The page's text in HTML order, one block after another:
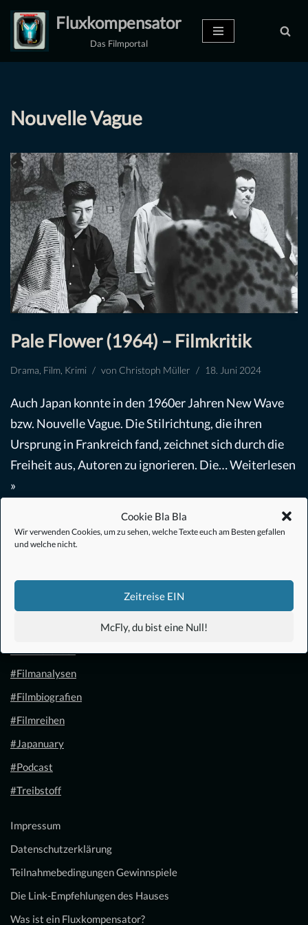
Cookie Bla Bla
Wir verwenden Cookies, um zu sehen, welche Texte euch am Besten gefallen
und welche nicht.
Zeitreise EIN
McFly, du bist eine Null!
Zum
Inhalt
Fluxkompensator
Das Filmportal
Nouvelle Vague
Pale Flower (1964) – Filmkritik
Drama Film Krimi von Christoph Müller 18. Juni 2024
Auch Japan konnte in den 1960er Jahren New Wave
bzw. Nouvelle Vague. Die Stilrichtung, die ihren
Ursprung in Frankreich fand, zeichnet sich durch die
Freiheit aus, Autoren zu ignorieren. Die…Weiterlesen
»
#Filmanalysen
#Filmbiografien
#Filmreihen
#Japanuary
#Podcast
#Treibstoff
Impressum
Datenschutzerklärung
Teilnahmebedingungen Gewinnspiele
Die Link-Empfehlungen des Hauses
Was ist ein Fluxkompensator?